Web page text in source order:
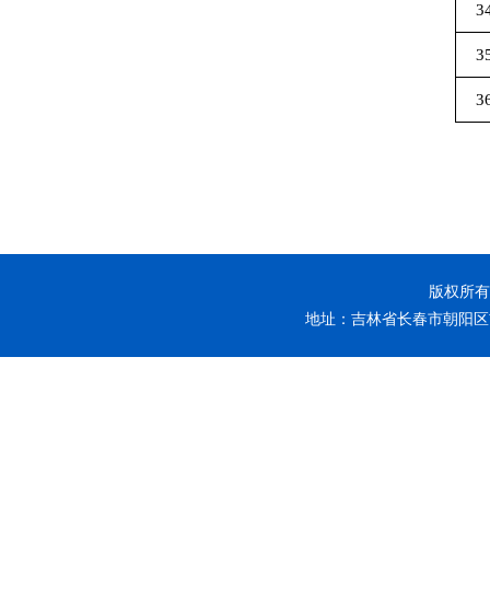
版权所
地址：吉林省长春市朝阳